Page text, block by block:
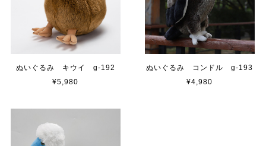
ぬいぐるみ キウイ g-192
¥5,980
ぬいぐるみ コンドル g-193
¥4,980